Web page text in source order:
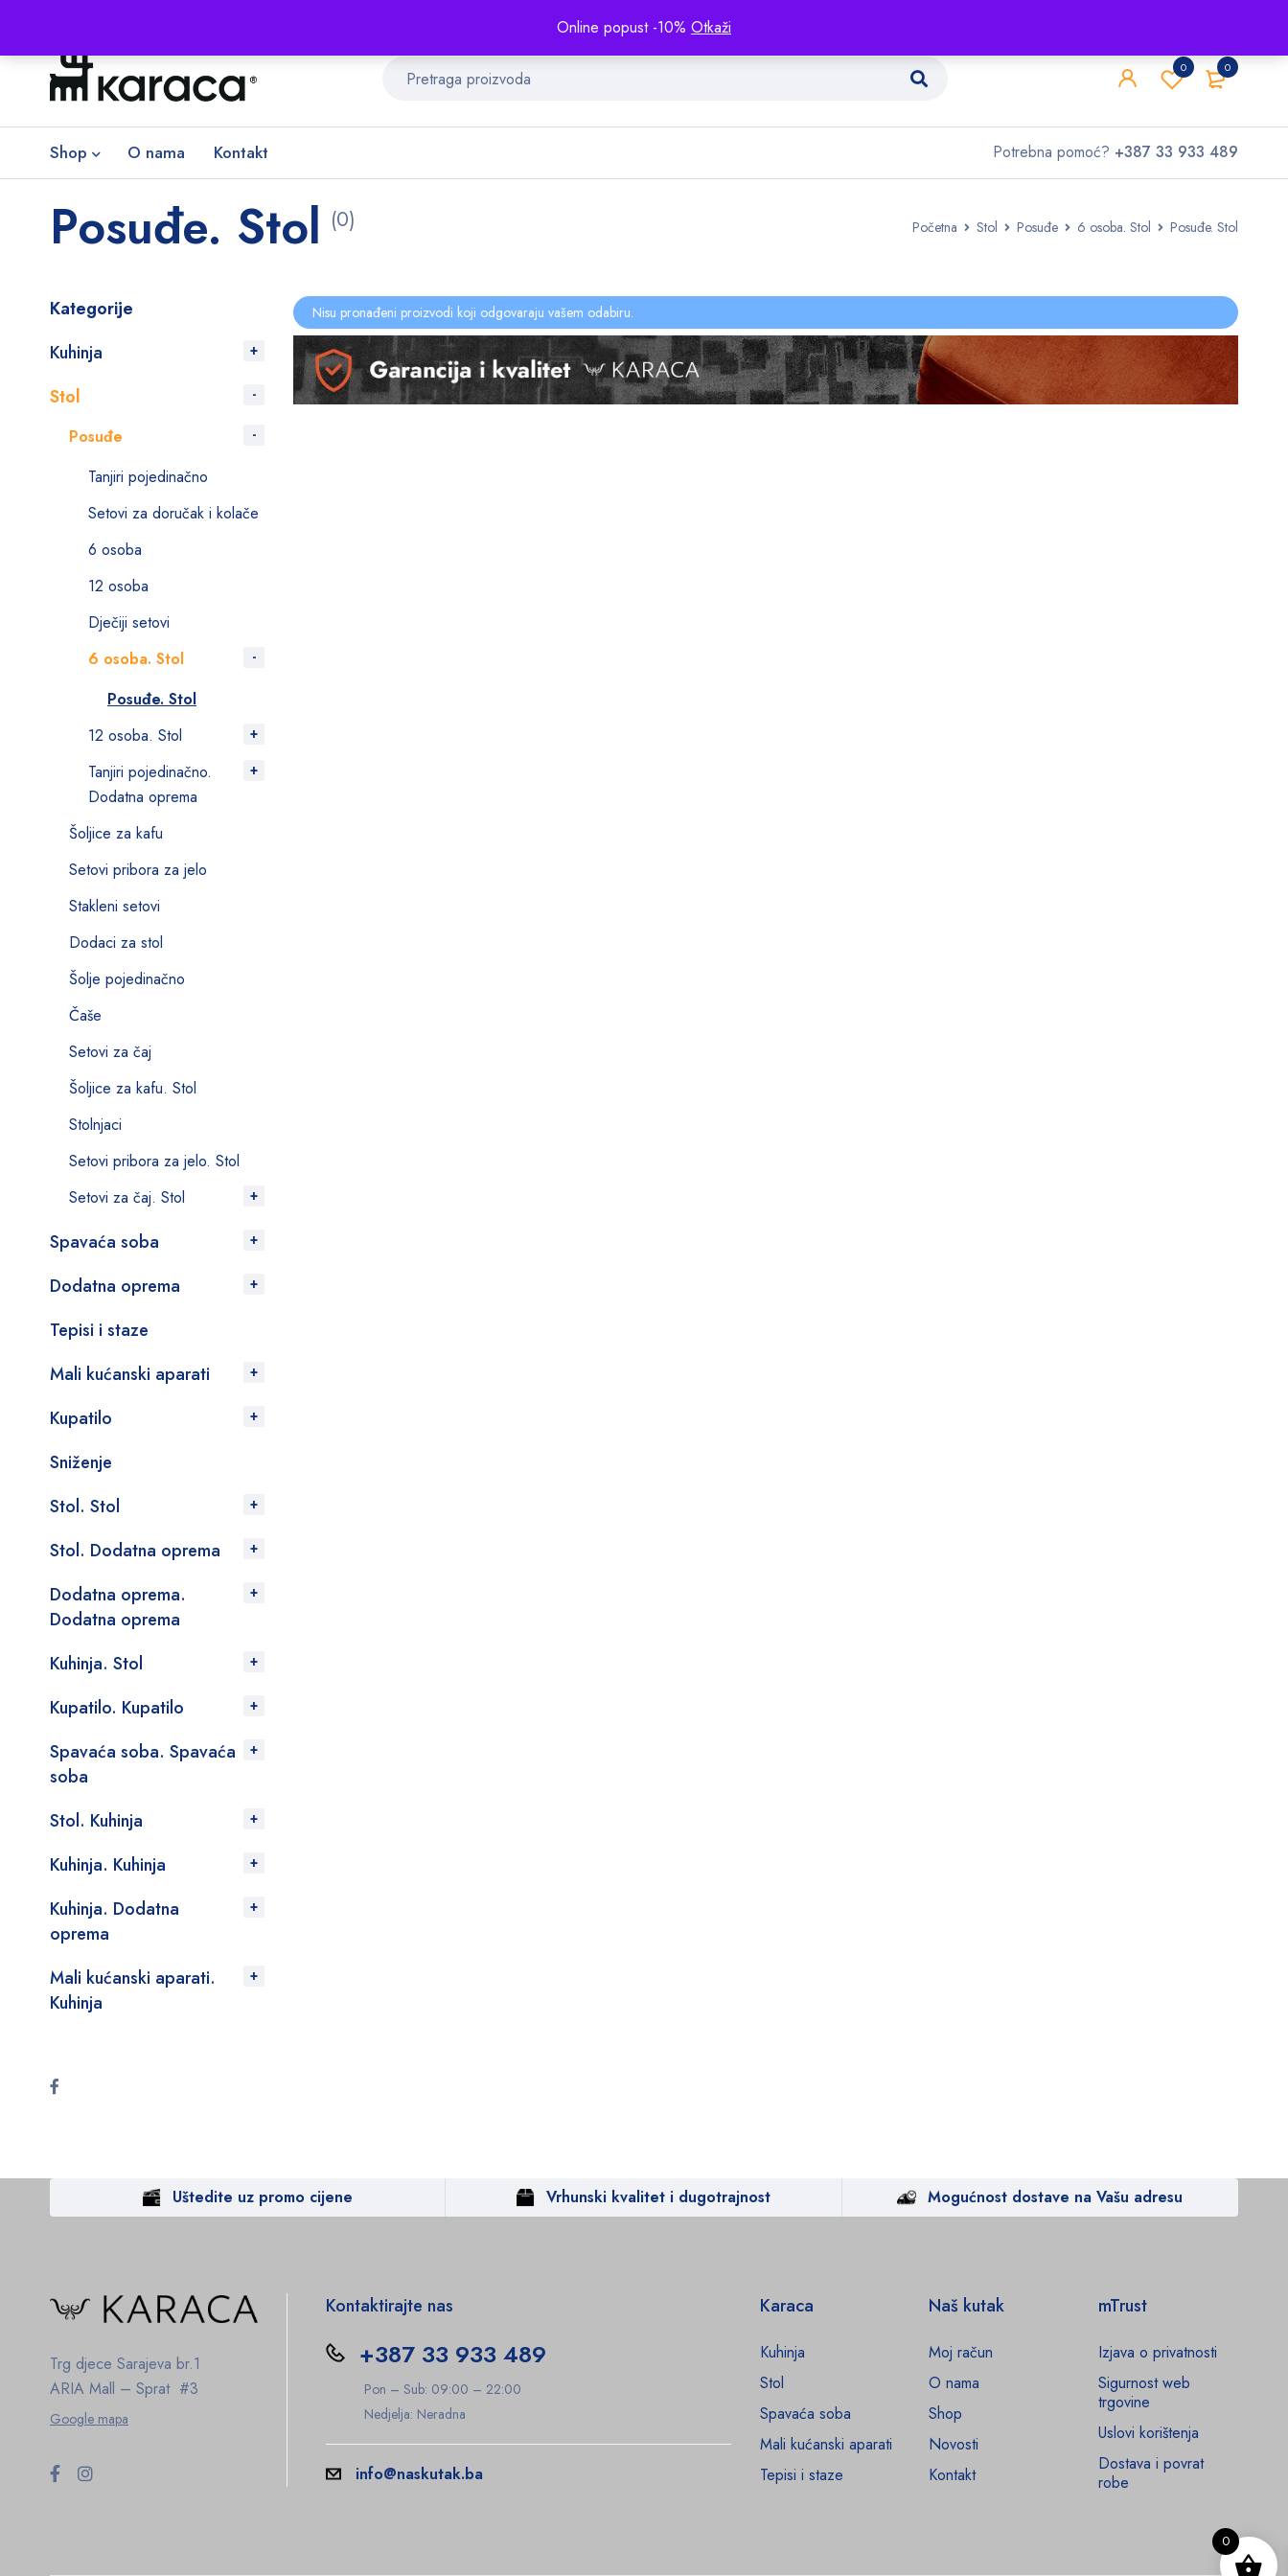
Online popust -10% Otkaži
0
0
Shop O nama Kontakt Potrebna pomoć? +387 33 933 489
Početna Stol Posuđe 6 osoba. Stol Posuđe. Stol
Posuđe. Stol (0)
Kategorije
Kuhinja
Stol
Posuđe
Tanjiri pojedinačno
Setovi za doručak i kolače
6 osoba
12 osoba
Dječiji setovi
6 osoba. Stol
Posuđe. Stol
12 osoba. Stol
Tanjiri pojedinačno.
Dodatna oprema
Šoljice za kafu
Setovi pribora za jelo
Stakleni setovi
Dodaci za stol
Šolje pojedinačno
Čaše
Setovi za čaj
Šoljice za kafu. Stol
Stolnjaci
Setovi pribora za jelo. Stol
Setovi za čaj. Stol
Spavaća soba
Dodatna oprema
Tepisi i staze
Mali kućanski aparati
Kupatilo
Sniženje
Stol. Stol
Stol. Dodatna oprema
Dodatna oprema.
Dodatna oprema
Kuhinja. Stol
Kupatilo. Kupatilo
Spavaća soba. Spavaća
soba
Stol. Kuhinja
Kuhinja. Kuhinja
Kuhinja. Dodatna
oprema
Mali kućanski aparati.
Kuhinja
Nisu pronađeni proizvodi koji odgovaraju vašem odabiru.
Uštedite uz promo cijene Vrhunski kvalitet i dugotrajnost Mogućnost dostave na Vašu adresu
Trg djece Sarajeva br.1
ARIA Mall – Sprat #3
Google mapa
Kontaktirajte nas
+387 33 933 489
Pon – Sub: 09:00 – 22:00
Nedjelja: Neradna
info@naskutak.ba
Karaca
Kuhinja
Stol
Spavaća soba
Mali kućanski aparati
Tepisi i staze
Naš kutak
Moj račun
O nama
Shop
Novosti
Kontakt
mTrust
Izjava o privatnosti
Sigurnost web
trgovine
Uslovi korištenja
Dostava i povrat
robe
0